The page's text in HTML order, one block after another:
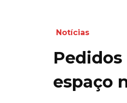
Notícias
espaço